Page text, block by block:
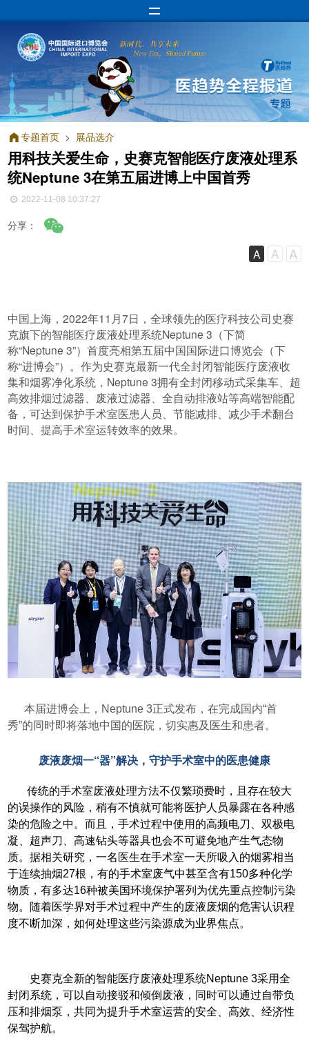
专题首页 > 展品选介
用科技关爱生命，史赛克智能医疗废液处理系
统Neptune 3在第五届进博上中国首秀
2022-11-08 10:37:27
分享：
A A A
中国上海，2022年11月7日，全球领先的医疗科技公司史赛
克旗下的智能医疗废液处理系统Neptune 3（下简
称“Neptune 3”）首度亮相第五届中国国际进口博览会（下
称“进博会”）。作为史赛克最新一代全封闭智能医疗废液收
集和烟雾净化系统，Neptune 3拥有全封闭移动式采集车、超
高效排烟过滤器、废液过滤器、全自动排液站等高端智能配
备，可达到保护手术室医患人员、节能减排、减少手术翻台
时间、提高手术室运转效率的效果。
本届进博会上，Neptune 3正式发布，在完成国内“首
秀”的同时即将落地中国的医院，切实惠及医生和患者。
废液废烟一“器”解决，守护手术室中的医患健康
传统的手术室废液处理方法不仅繁琐费时，且存在较大
的误操作的风险，稍有不慎就可能将医护人员暴露在各种感
染的危险之中。而且，手术过程中使用的高频电刀、双极电
凝、超声刀、高速钻头等器具也会不可避免地产生气态物
质。据相关研究，一名医生在手术室一天所吸入的烟雾相当
于连续抽烟27根，有的手术室废气中甚至含有150多种化学
物质，有多达16种被美国环境保护署列为优先重点控制污染
物。随着医学界对手术过程中产生的废液废烟的危害认识程
度不断加深，如何处理这些污染源成为业界焦点。
史赛克全新的智能医疗废液处理系统Neptune 3采用全
封闭系统，可以自动接驳和倾倒废液，同时可以通过自带负
压和排烟泵，共同为提升手术室运营的安全、高效、经济性
保驾护航。